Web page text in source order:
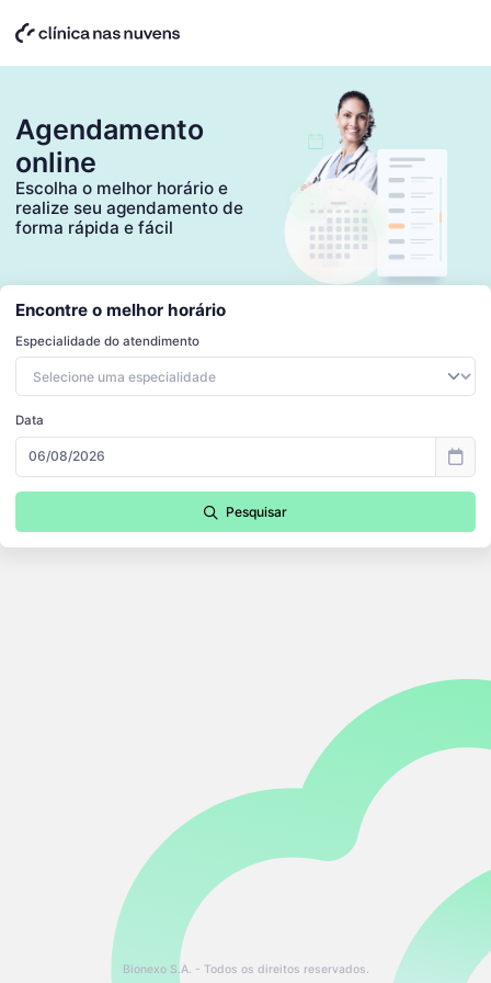
Bionexo S.A. - Todos os direitos reservados.
Agendamento
online
Escolha o melhor horário e
realize seu agendamento de
forma rápida e fácil
Encontre o melhor horário
Especialidade do atendimento
Data
Pesquisar